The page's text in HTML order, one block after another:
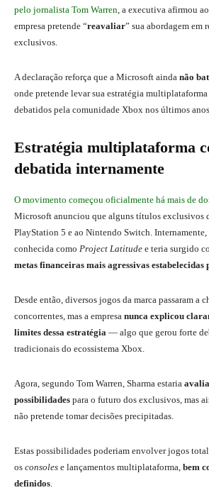
pelo jornalista Tom Warren, a executiva afirmou
empresa pretende “reavaliar” sua abordagem em
exclusivos.
A declaração reforça que a Microsoft ainda não
onde pretende levar sua estratégia
debatidos pela comunidade Xbox nos últimos
Estratégia multiplataforma
debatida internamente
O movimento começou oficialmente há mais de
Microsoft anunciou que alguns títulos exclusivos
PlayStation 5 e ao Nintendo Switch.
conhecida como Project Latitude e teria surgido
metas financeiras mais agressivas
Desde então, diversos jogos da marca passaram a
concorrentes, mas a empresa nunca explicou
limites dessa estratégia — algo que gerou forte
tradicionais do ecossistema Xbox.
Agora, segundo Tom Warren, Sharma estaria
possibilidades para o futuro dos exclusivos, mas
não pretende tomar decisões precipitadas.
Estas possibilidades poderiam envolver jogos
os consoles e lançamentos multiplataforma, bem
definidos.